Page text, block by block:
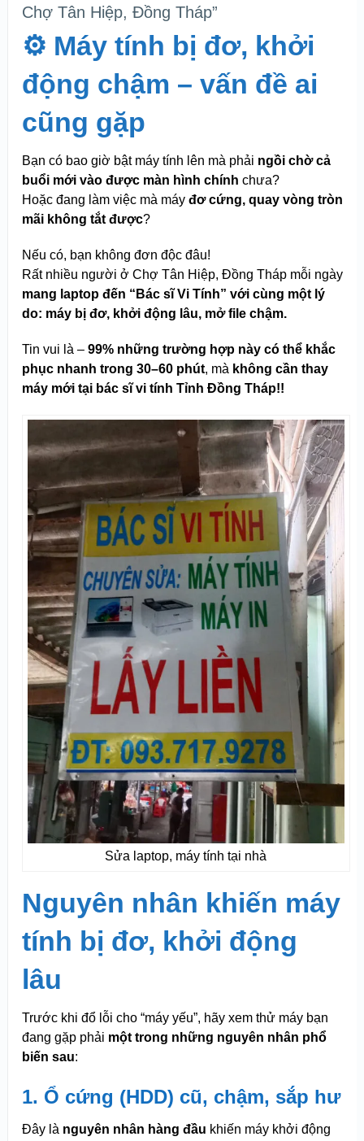
Chợ Tân Hiệp, Đồng Tháp”
⚙️ Máy tính bị đơ, khởi
động chậm – vấn đề ai
cũng gặp
Bạn có bao giờ bật máy tính lên mà phải ngồi chờ cả
buổi mới vào được màn hình chính chưa?
Hoặc đang làm việc mà máy đơ cứng, quay vòng tròn
mãi không tắt được?
Nếu có, bạn không đơn độc đâu!
Rất nhiều người ở Chợ Tân Hiệp, Đồng Tháp mỗi ngày
mang laptop đến “Bác sĩ Vi Tính” với cùng một lý
do: máy bị đơ, khởi động lâu, mở file chậm.
Tin vui là – 99% những trường hợp này có thể khắc
phục nhanh trong 30–60 phút, mà không cần thay
máy mới tại bác sĩ vi tính Tỉnh Đồng Tháp!!
Sửa laptop, máy tính tại nhà
Nguyên nhân khiến máy
tính bị đơ, khởi động
lâu
Trước khi đổ lỗi cho “máy yếu”, hãy xem thử máy bạn
đang gặp phải một trong những nguyên nhân phổ
biến sau:
1. Ổ cứng (HDD) cũ, chậm, sắp hư
Đây là nguyên nhân hàng đầu khiến máy khởi động